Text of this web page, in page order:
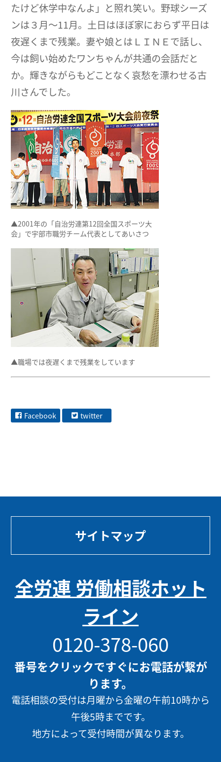
たけど休学中なんよ」と照れ笑い。野球シーズ
ンは３月～11月。土日はほぼ家におらず平日は
夜遅くまで残業。妻や娘とはＬＩＮＥで話し、
今は飼い始めたワンちゃんが共通の会話だと
か。輝きながらもどことなく哀愁を漂わせる古
川さんでした。
▲2001年の「自治労連第12回全国スポーツ大
会」で宇部市職労チーム代表としてあいさつ
▲職場では夜遅くまで残業をしています
Facebook twitter
サイトマップ
全労連 労働相談ホット
ライン
0120-378-060
番号をクリックですぐにお電話が繋が
ります。
電話相談の受付は月曜から金曜の午前10時から
午後5時までです。
地方によって受付時間が異なります。